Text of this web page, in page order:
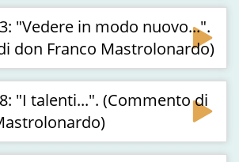
"Vedere in modo nuovo...".
don Franco Mastrolonardo)
"I talenti...". (Commento di